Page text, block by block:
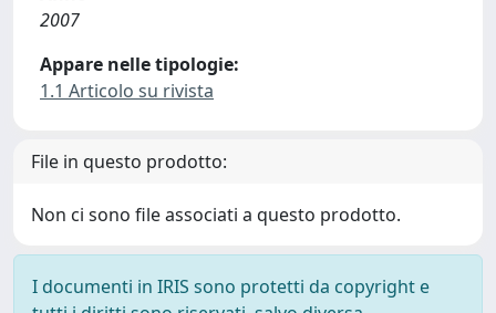
2007
Appare nelle tipologie:
1.1 Articolo su rivista
File in questo prodotto:
Non ci sono file associati a questo prodotto.
I documenti in IRIS sono protetti da copyright e